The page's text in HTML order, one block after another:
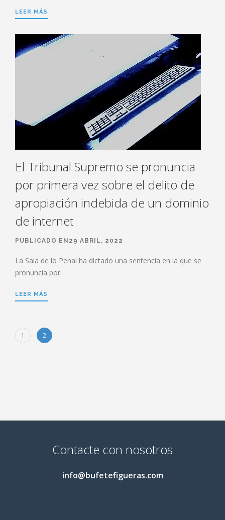
LEER MÁS
El Tribunal Supremo se pronuncia
por primera vez sobre el delito de
apropiación indebida de un dominio
de internet
PUBLICADO EN29 ABRIL, 2022
La Sala de lo Penal ha dictado una sentencia en la que se
pronuncia por…
LEER MÁS
1 2
Contacte con nosotros
info@bufetefigueras.com